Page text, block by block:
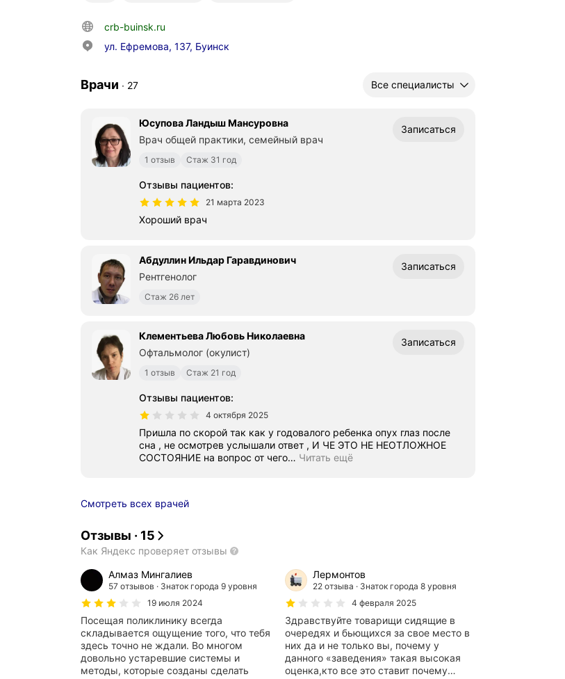
crb-buinsk.ru
ул. Ефремова, 137, Буинск
Врачи ∙ 27 Все специалисты
Юсупова Ландыш Мансуровна
Врач общей практики, семейный врач
1 отзыв Стаж 31 год
Записаться
Отзывы пациентов:
21 марта 2023
Хороший врач
Абдуллин Ильдар Гаравдинович
Рентгенолог
Стаж 26 лет
Записаться
Клементьева Любовь Николаевна
Офтальмолог (окулист)
1 отзыв Стаж 21 год
Записаться
Отзывы пациентов:
4 октября 2025
Пришла по скорой так как у годовалого ребенка опух глаз после
сна , не осмотрев услышали ответ , И ЧЕ ЭТО НЕ НЕОТЛОЖНОЕ
СОСТОЯНИЕ на вопрос от чего… Читать ещё
Смотреть всех врачей
Отзывы · 15
Как Яндекс проверяет отзывы
Алмаз Мингалиев
57 отзывов
Знаток города 9 уровня
19 июля 2024
Посещая поликлинику всегда
складывается ощущение того, что тебя
здесь точно не ждали. Во многом
довольно устаревшие системы и
методы, которые созданы сделать
Лермонтов
22 отзыва
Знаток города 8 уровня
4 февраля 2025
Здравствуйте товарищи сидящие в
очередях и бьющихся за свое место в
них да и не только вы, почему у
данного «заведения» такая высокая
оценка,кто все это ставит почему…